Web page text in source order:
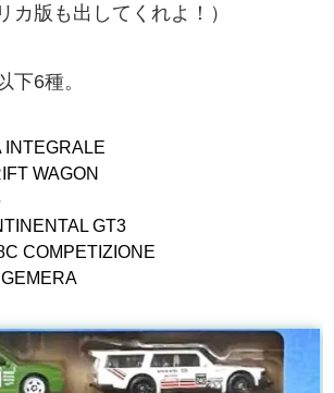
カ版も出してくれよ！）
下6種。
INTEGRALE
WAGON
GT3
COMPETIZIONE